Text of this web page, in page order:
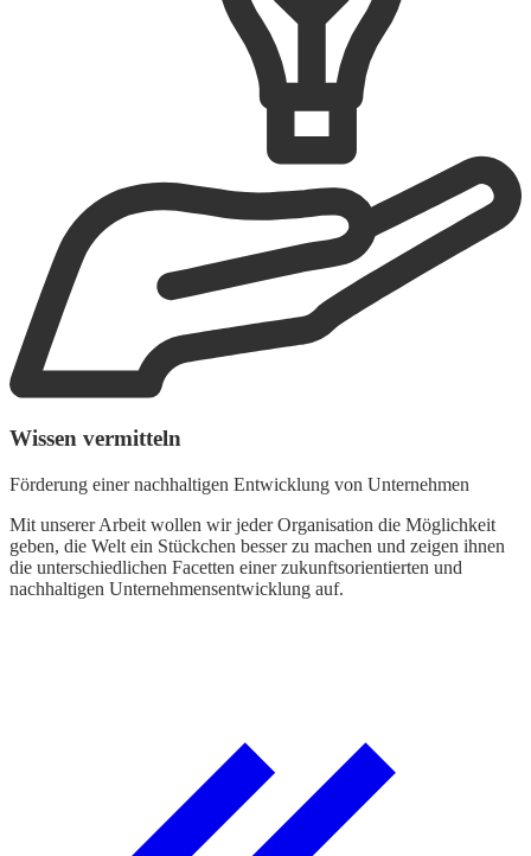
Wissen vermitteln
Förderung einer nachhaltigen Entwicklung von Unternehmen
Mit unserer Arbeit wollen wir jeder Organisation die Möglichkeit
geben, die Welt ein Stückchen besser zu machen und zeigen ihnen
die unterschiedlichen Facetten einer zukunftsorientierten und
nachhaltigen Unternehmensentwicklung auf.